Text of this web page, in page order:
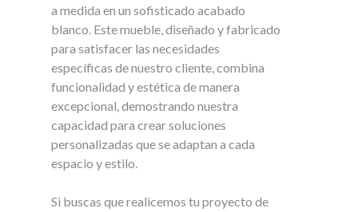
a medida en un sofisticado acabado
blanco. Este mueble, diseñado y fabricado
para satisfacer las necesidades
específicas de nuestro cliente, combina
funcionalidad y estética de manera
excepcional, demostrando nuestra
capacidad para crear soluciones
personalizadas que se adaptan a cada
espacio y estilo.
Si buscas que realicemos tu proyecto de